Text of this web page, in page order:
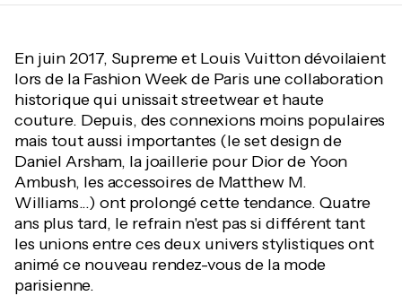
En juin 2017, Supreme et Louis Vuitton dévoilaient
lors de la Fashion Week de Paris une collaboration
historique qui unissait streetwear et haute
couture. Depuis, des connexions moins populaires
mais tout aussi importantes (le set design de
Daniel Arsham, la joaillerie pour Dior de Yoon
Ambush, les accessoires de Matthew M.
Williams...) ont prolongé cette tendance. Quatre
ans plus tard, le refrain n'est pas si différent tant
les unions entre ces deux univers stylistiques ont
animé ce nouveau rendez-vous de la mode
parisienne.